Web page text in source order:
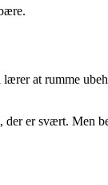
at rumme
er svært. Men